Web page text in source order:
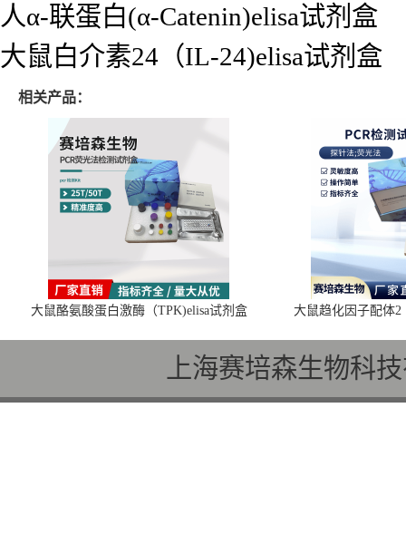
人α-联蛋白(α-Catenin)elisa试剂盒
大鼠白介素24（IL-24)elisa试剂盒
相关产品：
大鼠酪氨酸蛋白激酶（TPK)elisa试剂盒 大鼠趋化因子配体2
上海赛培森生物科